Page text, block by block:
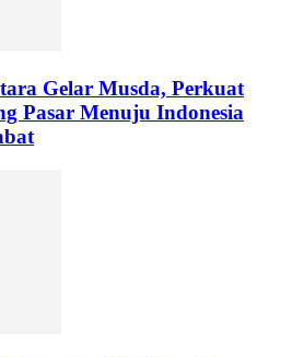
Gelar Musda, Perkuat
Pasar Menuju Indonesia